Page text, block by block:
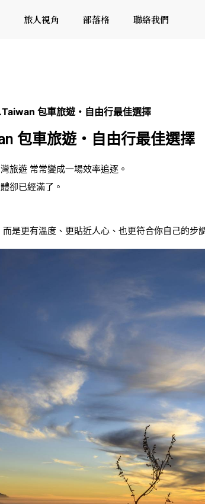
旅人視角 部落格 聯絡我們
包車旅遊・自由行最佳選擇
包車旅遊・自由行最佳選擇
旅遊 常常變成一場效率追逐。
卻已經滿了。
是更有溫度、更貼近人心、也更符合你自己的步